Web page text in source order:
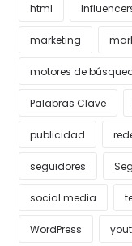
html
marketing
motores de
Palabras Clave
publicidad
seguidores
social media
WordPress